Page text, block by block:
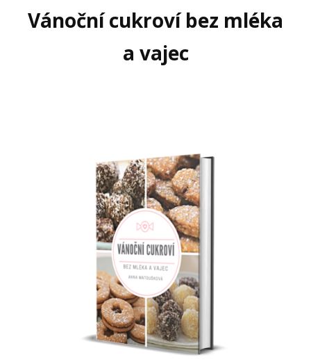
Vánoční cukroví bez mléka
a vajec